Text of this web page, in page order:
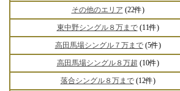
その他のエリア (22件)
東中野シングル８万まで(11件)
高田馬場シングル７万まで(5件)
高田馬場シングル８万超 (10件)
落合シングル８万まで(12件)